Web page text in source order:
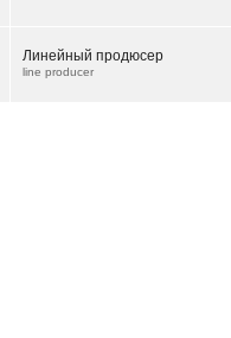
Линейный продюсер
line producer